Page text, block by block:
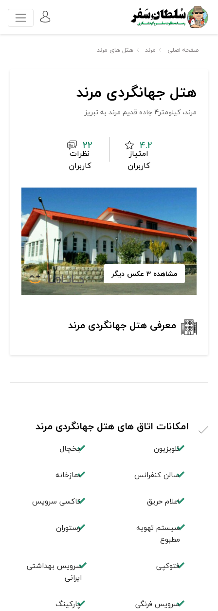
صفحه اصلی مرند هتل های مرند
هتل جهانگردی مرند
مرند، کيلومتر4 جاده قديم مرند به تبريز
4.2
امتیاز
کاربران
22
نظرات
کاربران
مشاهده 3 عکس دیگر
معرفی هتل جهانگردی مرند
امکانات اتاق های هتل جهانگردی مرند
تلویزیون یخچال
سالن کنفرانس نمازخانه
اعلام حریق تاکسی سرویس
سیستم تهویه
مطبوع
رستوران
فتوکپی
سرویس بهداشتی
ایرانی
سرویس فرنگی پاركينگ